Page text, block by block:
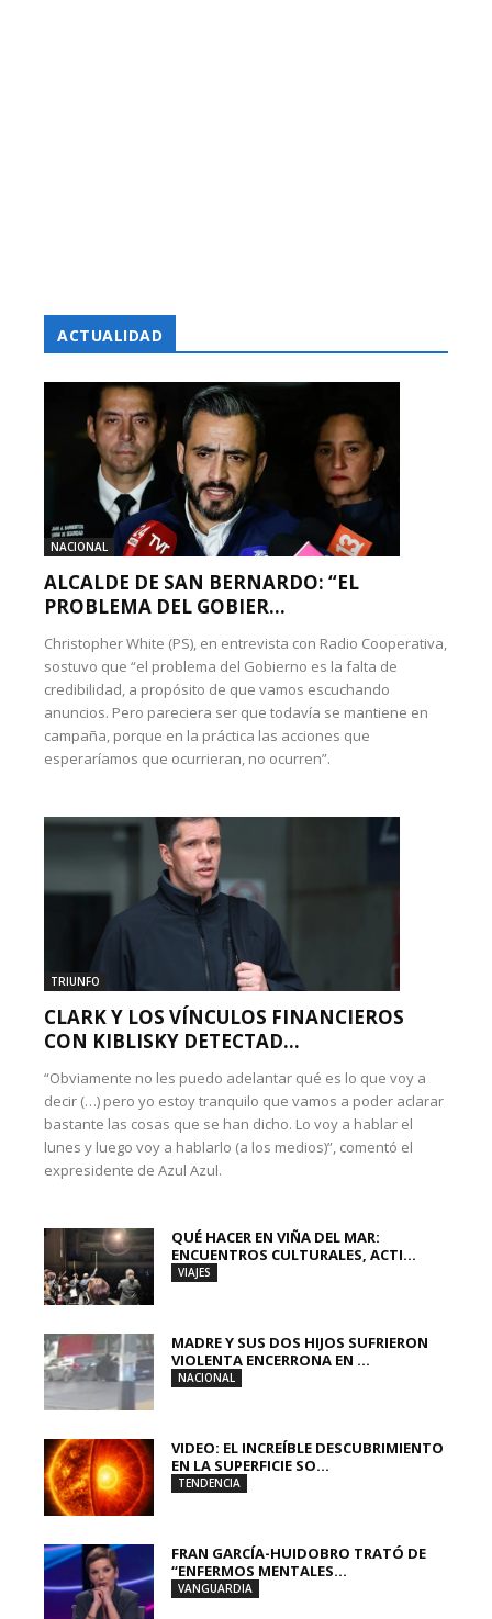
ACTUALIDAD
NACIONAL
ALCALDE DE SAN BERNARDO: “EL
PROBLEMA DEL GOBIER...
Christopher White (PS), en entrevista con Radio Cooperativa,
sostuvo que “el problema del Gobierno es la falta de
credibilidad, a propósito de que vamos escuchando
anuncios. Pero pareciera ser que todavía se mantiene en
campaña, porque en la práctica las acciones que
esperaríamos que ocurrieran, no ocurren”.
TRIUNFO
CLARK Y LOS VÍNCULOS FINANCIEROS
CON KIBLISKY DETECTAD...
“Obviamente no les puedo adelantar qué es lo que voy a
decir (…) pero yo estoy tranquilo que vamos a poder aclarar
bastante las cosas que se han dicho. Lo voy a hablar el
lunes y luego voy a hablarlo (a los medios)”, comentó el
expresidente de Azul Azul.
QUÉ HACER EN VIÑA DEL MAR:
ENCUENTROS CULTURALES, ACTI...
VIAJES
MADRE Y SUS DOS HIJOS SUFRIERON
VIOLENTA ENCERRONA EN ...
NACIONAL
VIDEO: EL INCREÍBLE DESCUBRIMIENTO
EN LA SUPERFICIE SO...
TENDENCIA
FRAN GARCÍA-HUIDOBRO TRATÓ DE
“ENFERMOS MENTALES...
VANGUARDIA